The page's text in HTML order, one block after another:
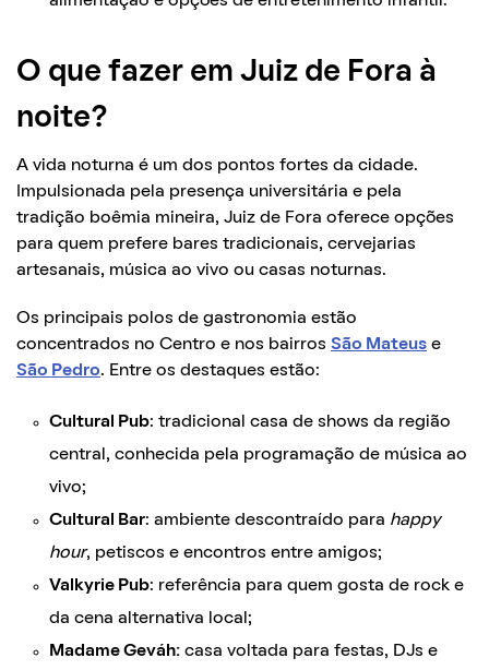
O que fazer em Juiz de Fora à
noite?
A vida noturna é um dos pontos fortes da cidade.
Impulsionada pela presença universitária e pela
tradição boêmia mineira, Juiz de Fora oferece opções
para quem prefere bares tradicionais, cervejarias
artesanais, música ao vivo ou casas noturnas.
Os principais polos de gastronomia estão
concentrados no Centro e nos bairros São Mateus e
São Pedro. Entre os destaques estão:
Cultural Pub: tradicional casa de shows da região
central, conhecida pela programação de música ao
vivo;
Cultural Bar: ambiente descontraído para happy
hour, petiscos e encontros entre amigos;
Valkyrie Pub: referência para quem gosta de rock e
da cena alternativa local;
Madame Geváh: casa voltada para festas, DJs e